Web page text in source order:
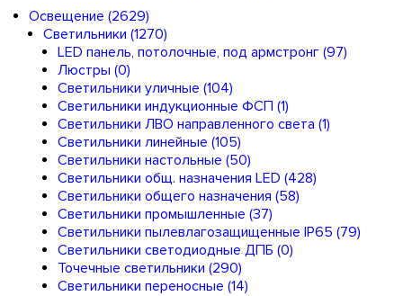
Освещение (2629)
Светильники (1270)
LED панель, потолочные, под армстронг (97)
Люстры (0)
Светильники уличные (104)
Светильники индукционные ФСП (1)
Светильники ЛВО направленного света (1)
Светильники линейные (105)
Светильники настольные (50)
Светильники общ. назначения LED (428)
Светильники общего назначения (58)
Светильники промышленные (37)
Светильники пылевлагозащищенные IP65 (79)
Светильники светодиодные ДПБ (0)
Точечные светильники (290)
Светильники переносные (14)